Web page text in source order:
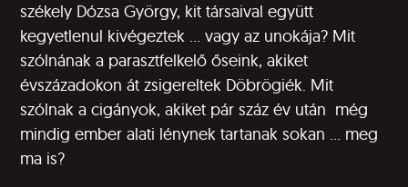
székely Dózsa György, kit társaival együtt
kegyetlenul kivégeztek … vagy az unokája? Mit
szólnának a parasztfelkelő őseink, akiket
évszázadokon át zsigereltek Döbrögiék. Mit
szólnak a cigányok, akiket pár száz év után még
mindig ember alati lénynek tartanak sokan … meg
ma is?